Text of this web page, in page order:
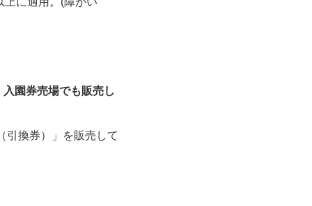
園券売場でも販売し
引換券）」を販売して